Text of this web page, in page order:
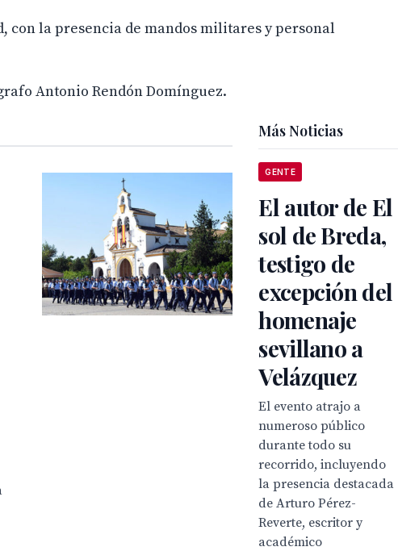
con la presencia de mandos militares y personal
Antonio Rendón Domínguez.
Más Noticias
GENTE
El autor de El
sol de Breda,
testigo de
excepción del
homenaje
sevillano a
Velázquez
El evento atrajo a
numeroso público
durante todo su
recorrido, incluyendo
la presencia destacada
de Arturo Pérez-
Reverte, escritor y
académico